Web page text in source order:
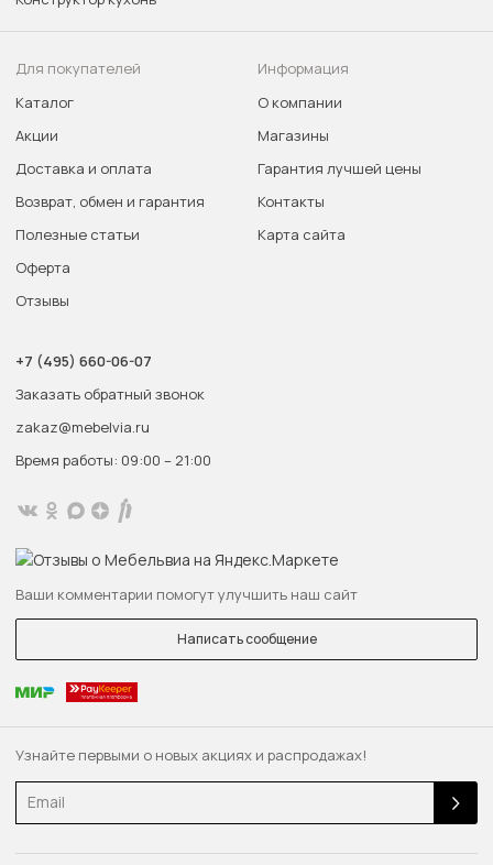
Узнайте первыми о новых акциях и распродажах!
Email
Для покупателей
Каталог
Акции
Доставка и оплата
Возврат, обмен и гарантия
Полезные статьи
Оферта
Отзывы
Информация
О компании
Магазины
Гарантия лучшей цены
Контакты
Карта сайта
+7 (495) 660-06-07
Заказать обратный звонок
zakaz@mebelvia.ru
Время работы: 09:00 – 21:00
Ваши комментарии помогут улучшить наш сайт
Написать сообщение